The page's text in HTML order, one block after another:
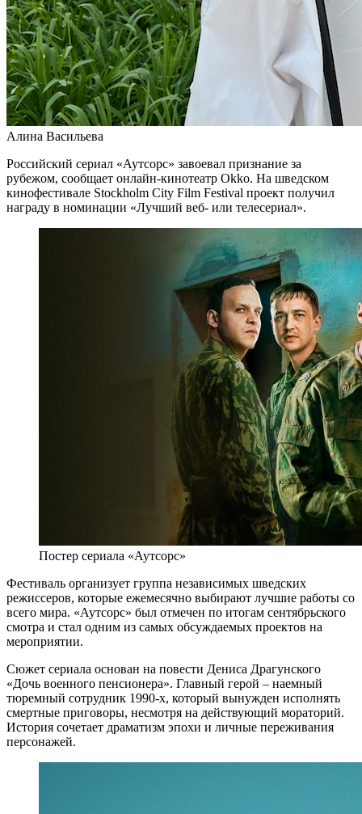
Алина Васильева
Российский сериал «Аутсорс» завоевал признание за
рубежом, сообщает онлайн-кинотеатр Okko. На шведском
кинофестивале Stockholm City Film Festival проект получил
награду в номинации «Лучший веб- или телесериал».
Постер сериала «Аутсорс»
Фестиваль организует группа независимых шведских
режиссеров, которые ежемесячно выбирают лучшие работы со
всего мира. «Аутсорс» был отмечен по итогам сентябрьского
смотра и стал одним из самых обсуждаемых проектов на
мероприятии.
Сюжет сериала основан на повести Дениса Драгунского
«Дочь военного пенсионера». Главный герой – наемный
тюремный сотрудник 1990-х, который вынужден исполнять
смертные приговоры, несмотря на действующий мораторий.
История сочетает драматизм эпохи и личные переживания
персонажей.